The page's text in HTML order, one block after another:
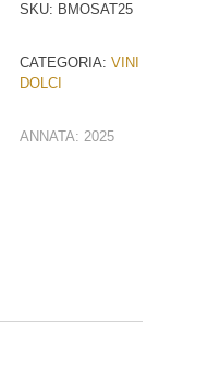
SKU: BMOSAT25
CATEGORIA:VINI
DOLCI
ANNATA: 2025